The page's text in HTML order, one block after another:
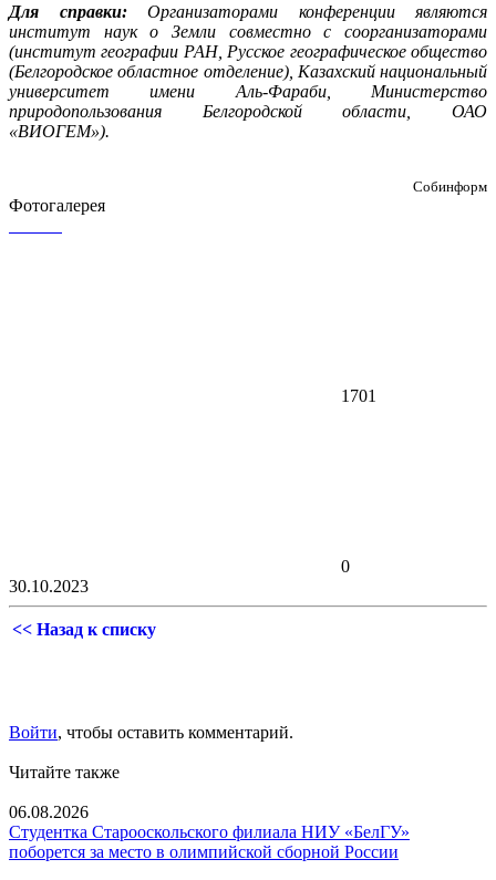
Для справки:Организаторами конференции являются
институт наук о Земли совместно с соорганизаторами
(институт географии РАН, Русское географическое общество
(Белгородское областное отделение), Казахский национальный
университет имени Аль-Фараби, Министерство
природопользования Белгородской области, ОАО
«ВИОГЕМ»).
Собинформ
Фотогалерея
1701
0
30.10.2023
<< Назад к списку
Войти, чтобы оставить комментарий.
Читайте также
06.08.2026
Студентка Старооскольского филиала НИУ «БелГУ»
поборется за место в олимпийской сборной России